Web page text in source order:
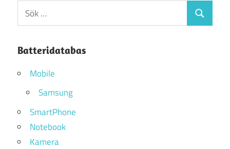
Sök
efter:
Sök
Batteridatabas
Mobile
Samsung
SmartPhone
Notebook
Kamera